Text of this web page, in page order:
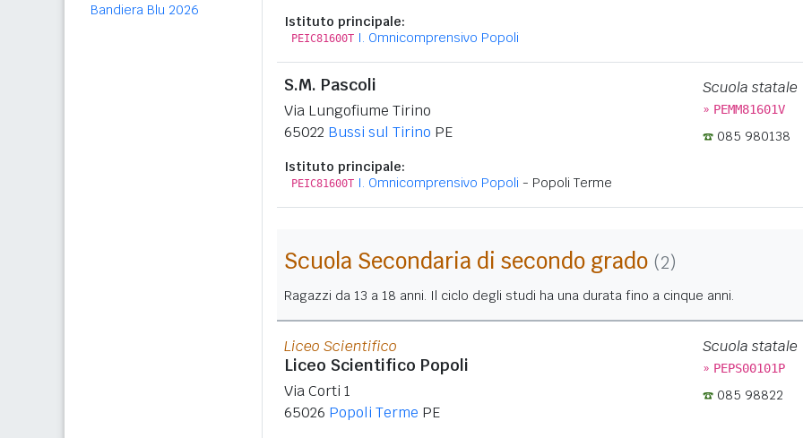
Bandiera Blu 2026
Istituto principale:
PEIC81600T I. Omnicomprensivo Popoli
S.M. Pascoli
Via Lungofiume Tirino
65022 Bussi sul Tirino PE
Istituto principale:
PEIC81600T I. Omnicomprensivo Popoli - Popoli Terme
Scuola statale
» PEMM81601V
085 980138
Scuola Secondaria di secondo grado (2)
Ragazzi da 13 a 18 anni. Il ciclo degli studi ha una durata fino a cinque anni.
Liceo Scientifico
Liceo Scientifico Popoli
Via Corti 1
65026 Popoli Terme PE
Scuola statale
» PEPS00101P
085 98822